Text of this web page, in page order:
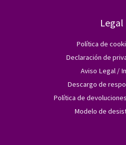
Legal
Política de
Declaración de
Aviso Legal /
Descargo de
Política de
Modelo de